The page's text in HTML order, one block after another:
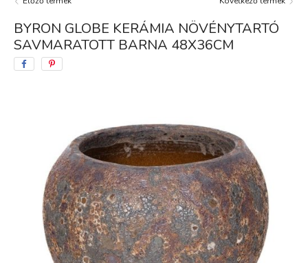
BYRON GLOBE KERÁMIA NÖVÉNYTARTÓ
SAVMARATOTT BARNA 48X36CM